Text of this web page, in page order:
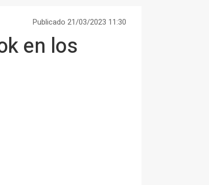
Publicado 21/03/2023 11:30
en los